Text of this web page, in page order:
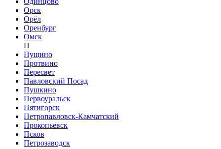
Орск
Орёл
Оренбург
Омск
П
Пущино
Протвино
Пересвет
Павловский Посад
Пушкино
Первоуральск
Пятигорск
Петропавловск-Камчатский
Прокопьевск
Псков
Петрозаводск